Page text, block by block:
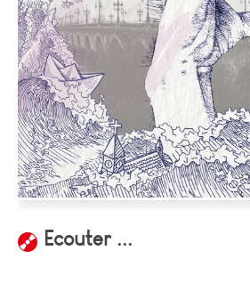
Ecouter ...